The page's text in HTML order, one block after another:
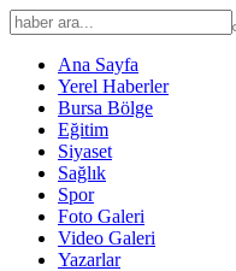
Ana Sayfa
Yerel Haberler
Bursa Bölge
Eğitim
Siyaset
Sağlık
Spor
Foto Galeri
Video Galeri
Yazarlar